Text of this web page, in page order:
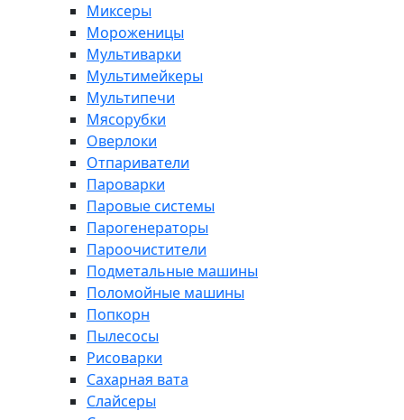
Миксеры
Мороженицы
Мультиварки
Мультимейкеры
Мультипечи
Мясорубки
Оверлоки
Отпариватели
Пароварки
Паровые системы
Парогенераторы
Пароочистители
Подметальные машины
Поломойные машины
Попкорн
Пылесосы
Рисоварки
Сахарная вата
Слайсеры